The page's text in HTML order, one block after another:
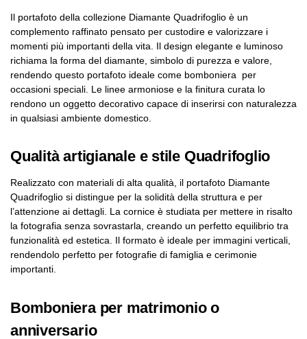
Il portafoto della collezione Diamante Quadrifoglio è un
complemento raffinato pensato per custodire e valorizzare i
momenti più importanti della vita. Il design elegante e luminoso
richiama la forma del diamante, simbolo di purezza e valore,
rendendo questo portafoto ideale come bomboniera per
occasioni speciali. Le linee armoniose e la finitura curata lo
rendono un oggetto decorativo capace di inserirsi con naturalezza
in qualsiasi ambiente domestico.
Qualità artigianale e stile Quadrifoglio
Realizzato con materiali di alta qualità, il portafoto Diamante
Quadrifoglio si distingue per la solidità della struttura e per
l’attenzione ai dettagli. La cornice è studiata per mettere in risalto
la fotografia senza sovrastarla, creando un perfetto equilibrio tra
funzionalità ed estetica. Il formato è ideale per immagini verticali,
rendendolo perfetto per fotografie di famiglia e cerimonie
importanti.
Bomboniera per matrimonio o
anniversario